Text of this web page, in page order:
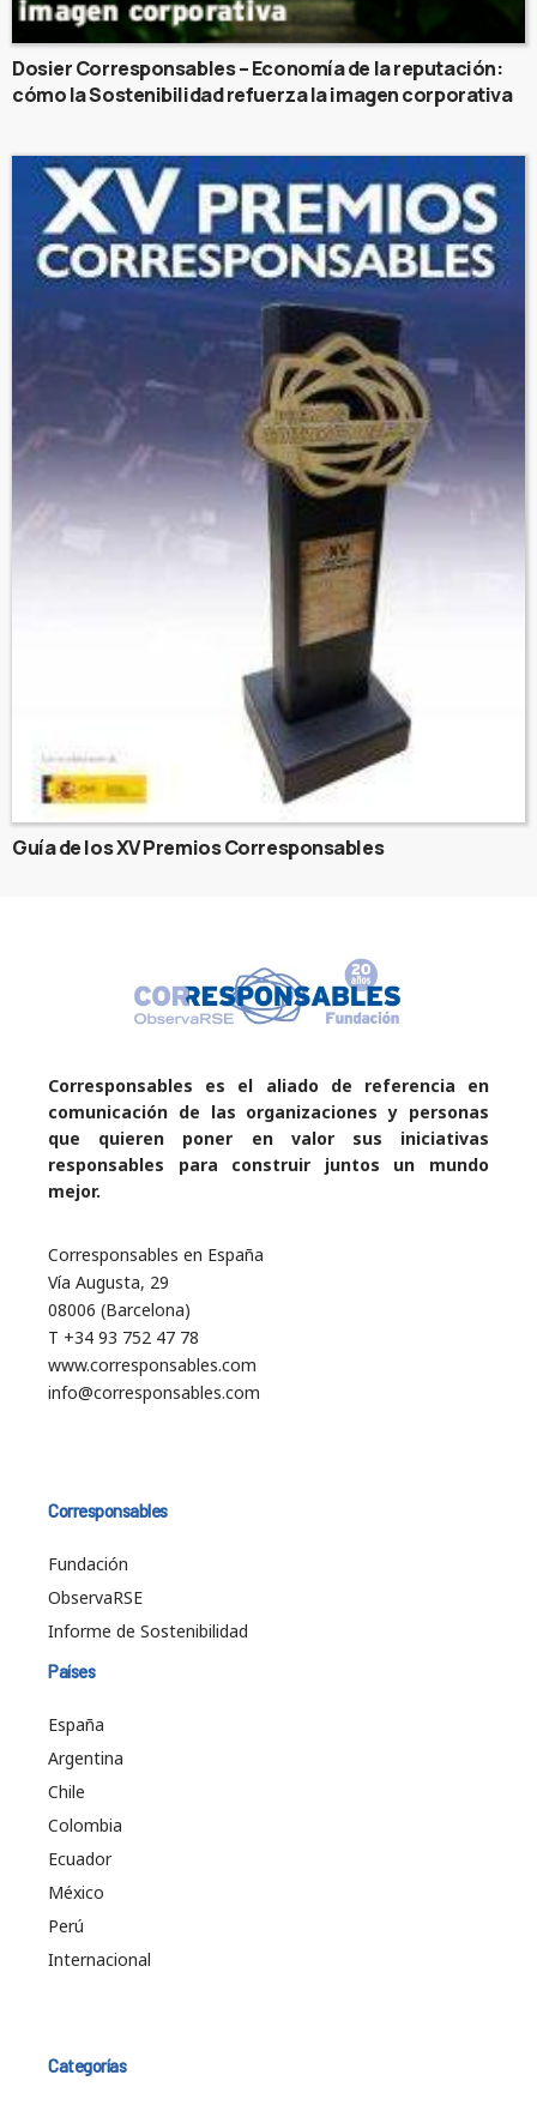
Dosier Corresponsables – Economía de la reputación:
cómo la Sostenibilidad refuerza la imagen corporativa
Guía de los XV Premios Corresponsables
Corresponsables es el aliado de referencia en
comunicación de las organizaciones y personas
que quieren poner en valor sus iniciativas
responsables para construir juntos un mundo
mejor.
Corresponsables en España
Vía Augusta, 29
08006 (Barcelona)
T +34 93 752 47 78
www.corresponsables.com
info@corresponsables.com
Corresponsables
Fundación
ObservaRSE
Informe de Sostenibilidad
Países
España
Argentina
Chile
Colombia
Ecuador
México
Perú
Internacional
Categorías